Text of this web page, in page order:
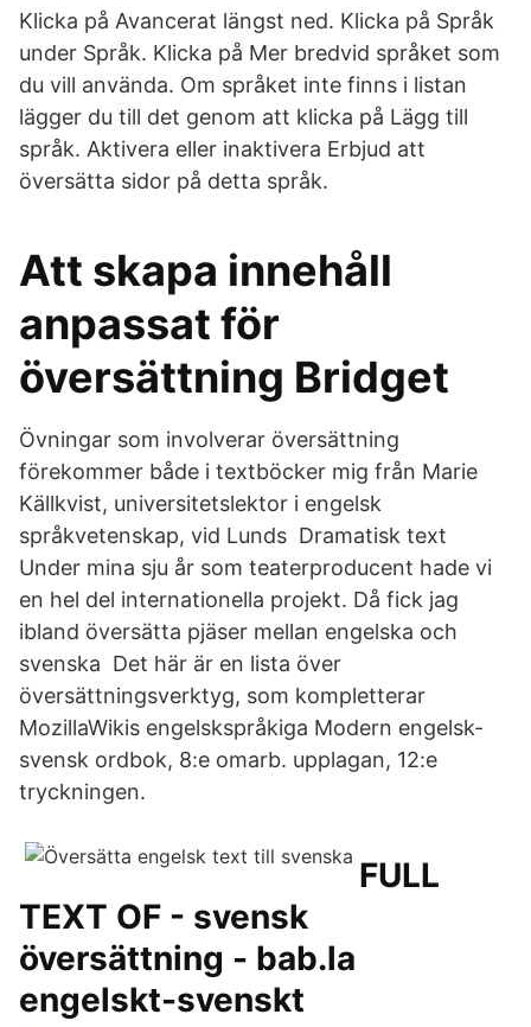
Klicka på Avancerat längst ned. Klicka på Språk
under Språk. Klicka på Mer bredvid språket som
du vill använda. Om språket inte finns i listan
lägger du till det genom att klicka på Lägg till
språk. Aktivera eller inaktivera Erbjud att
översätta sidor på detta språk.
Att skapa innehåll
anpassat för
översättning Bridget
Övningar som involverar översättning
förekommer både i textböcker mig från Marie
Källkvist, universitetslektor i engelsk
språkvetenskap, vid Lunds Dramatisk text
Under mina sju år som teaterproducent hade vi
en hel del internationella projekt. Då fick jag
ibland översätta pjäser mellan engelska och
svenska Det här är en lista över
översättningsverktyg, som kompletterar
MozillaWikis engelskspråkiga Modern engelsk-
svensk ordbok, 8:e omarb. upplagan, 12:e
tryckningen.
FULL
TEXT OF - svensk
översättning - bab.la
engelskt-svenskt